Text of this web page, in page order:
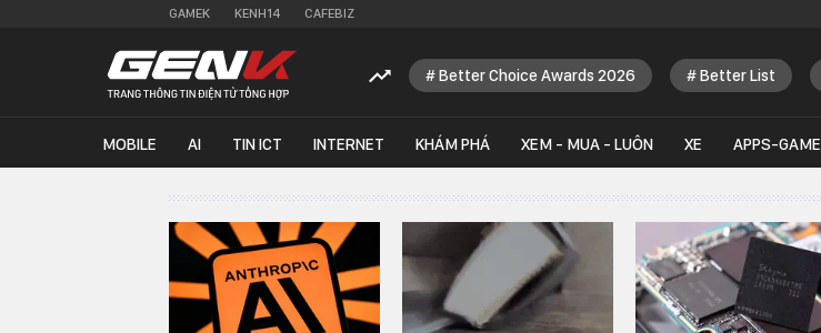
GAMEK KENH14 CAFEBIZ
Better Choice Awards 2026 Better List
MOBILE AI TIN ICT INTERNET KHÁM PHÁ XEM - MUA - LUÔN XE APPS-GAME